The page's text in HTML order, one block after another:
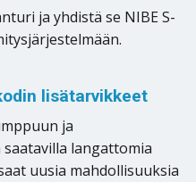
ja yhdistä se NIBE S-
lisätarvikkeet
ja
langattomia
uusia mahdollisuuksia